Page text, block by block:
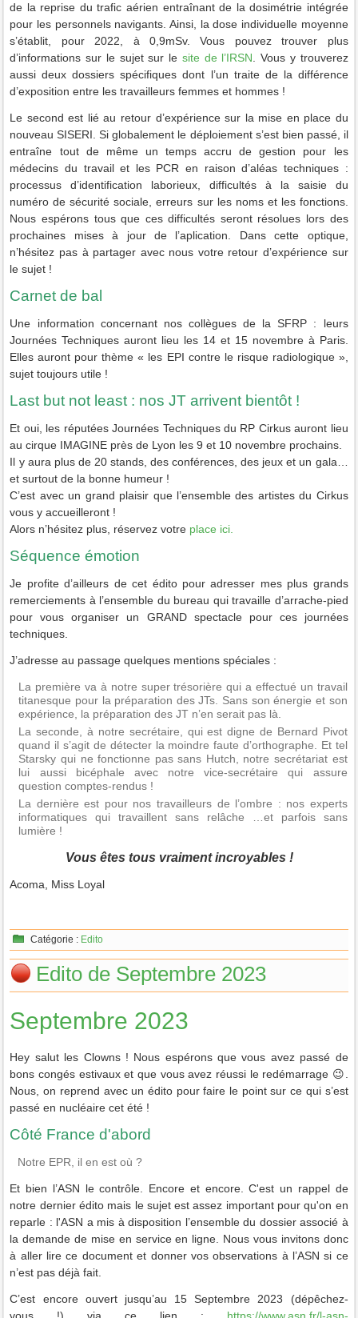
de la reprise du trafic aérien entraînant de la dosimétrie intégrée
pour les personnels navigants. Ainsi, la dose individuelle moyenne
s’établit, pour 2022, à 0,9mSv. Vous pouvez trouver plus
d’informations sur le sujet sur le site de l’IRSN. Vous y trouverez
aussi deux dossiers spécifiques dont l’un traite de la différence
d’exposition entre les travailleurs femmes et hommes !
Le second est lié au retour d’expérience sur la mise en place du
nouveau SISERI. Si globalement le déploiement s’est bien passé, il
entraîne tout de même un temps accru de gestion pour les
médecins du travail et les PCR en raison d’aléas techniques :
processus d’identification laborieux, difficultés à la saisie du
numéro de sécurité sociale, erreurs sur les noms et les fonctions.
Nous espérons tous que ces difficultés seront résolues lors des
prochaines mises à jour de l’aplication. Dans cette optique,
n’hésitez pas à partager avec nous votre retour d’expérience sur
le sujet !
Carnet de bal
Une information concernant nos collègues de la SFRP : leurs
Journées Techniques auront lieu les 14 et 15 novembre à Paris.
Elles auront pour thème « les EPI contre le risque radiologique »,
sujet toujours utile !
Last but not least : nos JT arrivent bientôt !
Et oui, les réputées Journées Techniques du RP Cirkus auront lieu
au cirque IMAGINE près de Lyon les 9 et 10 novembre prochains.
Il y aura plus de 20 stands, des conférences, des jeux et un gala…
et surtout de la bonne humeur !
C’est avec un grand plaisir que l’ensemble des artistes du Cirkus
vous y accueilleront !
Alors n’hésitez plus, réservez votre place ici.
Séquence émotion
Je profite d’ailleurs de cet édito pour adresser mes plus grands
remerciements à l’ensemble du bureau qui travaille d’arrache-pied
pour vous organiser un GRAND spectacle pour ces journées
techniques.
J’adresse au passage quelques mentions spéciales :
La première va à notre super trésorière qui a effectué un travail
titanesque pour la préparation des JTs. Sans son énergie et son
expérience, la préparation des JT n’en serait pas là.
La seconde, à notre secrétaire, qui est digne de Bernard Pivot
quand il s’agit de détecter la moindre faute d’orthographe. Et tel
Starsky qui ne fonctionne pas sans Hutch, notre secrétariat est
lui aussi bicéphale avec notre vice-secrétaire qui assure
question comptes-rendus !
La dernière est pour nos travailleurs de l’ombre : nos experts
informatiques qui travaillent sans relâche …et parfois sans
lumière !
Vous êtes tous vraiment incroyables !
Acoma, Miss Loyal
Catégorie : Edito
Edito de Septembre 2023
Septembre 2023
Hey salut les Clowns ! Nous espérons que vous avez passé de
bons congés estivaux et que vous avez réussi le redémarrage 😉.
Nous, on reprend avec un édito pour faire le point sur ce qui s’est
passé en nucléaire cet été !
Côté France d'abord
Notre EPR, il en est où ?
Et bien l’ASN le contrôle. Encore et encore. C'est un rappel de
notre dernier édito mais le sujet est assez important pour qu'on en
reparle : l'ASN a mis à disposition l’ensemble du dossier associé à
la demande de mise en service en ligne. Nous vous invitons donc
à aller lire ce document et donner vos observations à l’ASN si ce
n’est pas déjà fait.
C’est encore ouvert jusqu’au 15 Septembre 2023 (dépêchez-